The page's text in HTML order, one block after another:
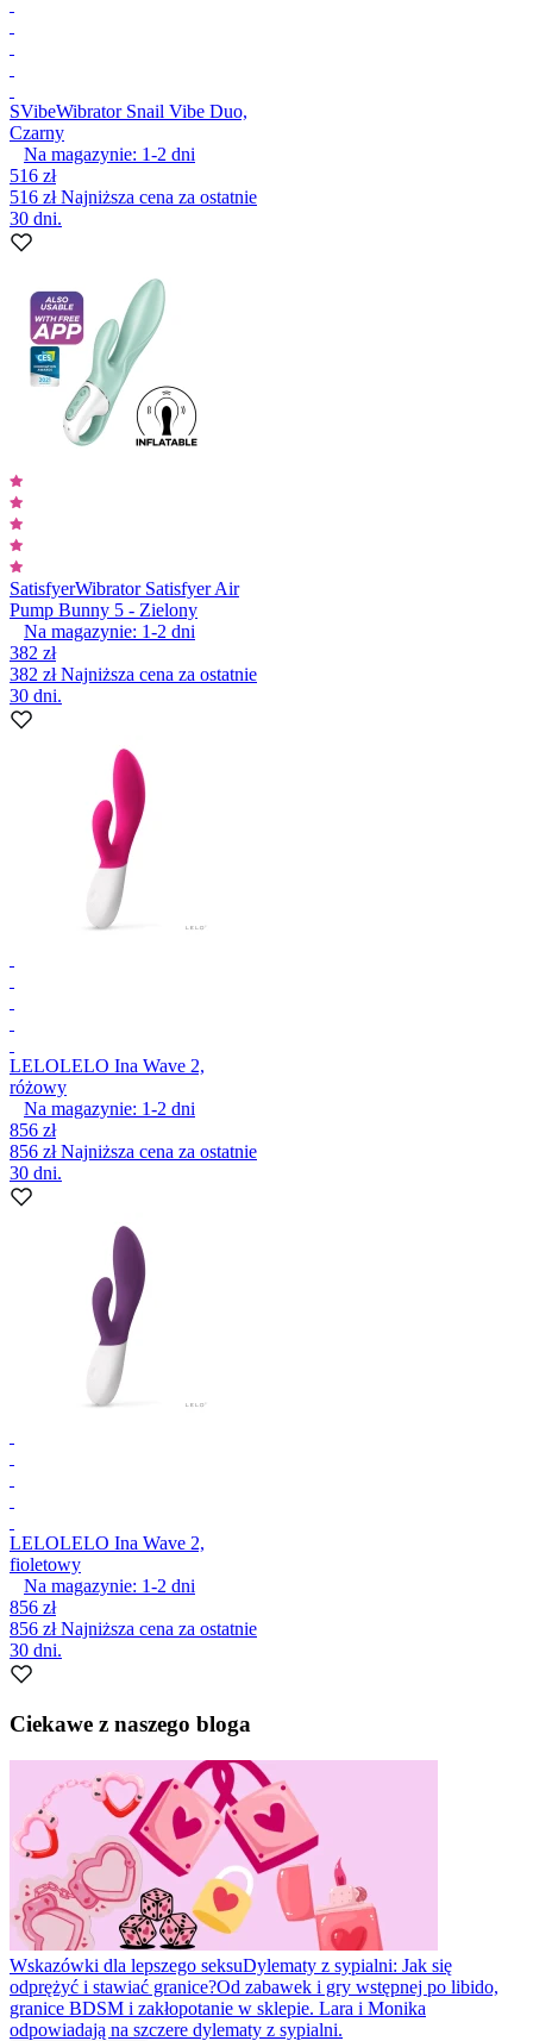
SVibeWibrator Snail Vibe Duo,
Czarny
Na magazynie: 1-2 dni
516 zł
516 złNajniższa cena za ostatnie
30 dni.
SatisfyerWibrator Satisfyer Air
Pump Bunny 5 - Zielony
Na magazynie: 1-2 dni
382 zł
382 złNajniższa cena za ostatnie
30 dni.
LELOLELO Ina Wave 2,
różowy
Na magazynie: 1-2 dni
856 zł
856 złNajniższa cena za ostatnie
30 dni.
LELOLELO Ina Wave 2,
fioletowy
Na magazynie: 1-2 dni
856 zł
856 złNajniższa cena za ostatnie
30 dni.
Ciekawe z naszego bloga
Wskazówki dla lepszego seksuDylematy z sypialni: Jak się
odprężyć i stawiać granice?Od zabawek i gry wstępnej po libido,
granice BDSM i zakłopotanie w sklepie. Lara i Monika
odpowiadają na szczere dylematy z sypialni.